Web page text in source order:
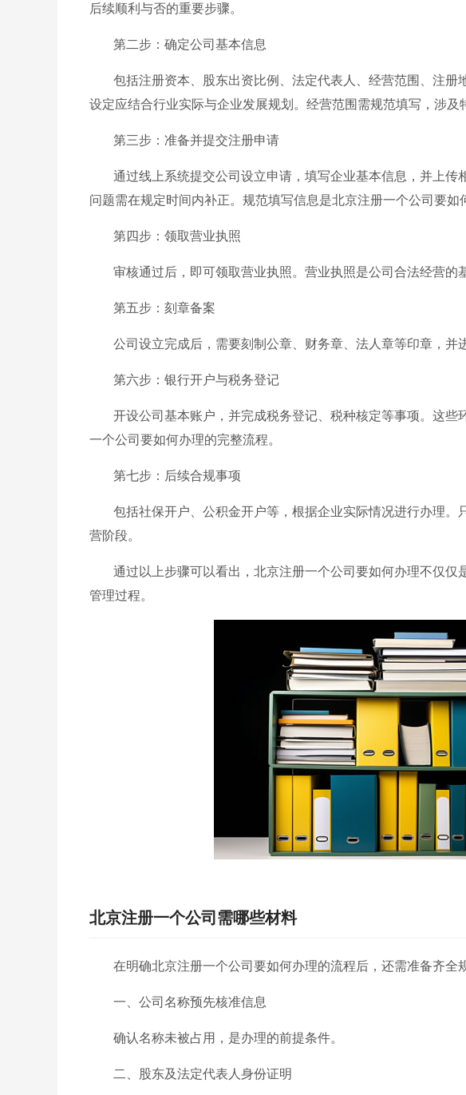
后续顺利与否的重要步骤。
第二步：确定公司基本信息
包括注册资本、股东出资比例、法定代表人、经营范围、注册
设定应结合行业实际与企业发展规划。经营范围需规范填写，涉及
第三步：准备并提交注册申请
通过线上系统提交公司设立申请，填写企业基本信息，并上
问题需在规定时间内补正。规范填写信息是北京注册一个公司要如
第四步：领取营业执照
审核通过后，即可领取营业执照。营业执照是公司合法经营的
第五步：刻章备案
公司设立完成后，需要刻制公章、财务章、法人章等印章，并
第六步：银行开户与税务登记
开设公司基本账户，并完成税务登记、税种核定等事项。这
一个公司要如何办理的完整流程。
第七步：后续合规事项
包括社保开户、公积金开户等，根据企业实际情况进行办理
营阶段。
通过以上步骤可以看出，北京注册一个公司要如何办理不仅仅
管理过程。
北京注册一个公司需哪些材料
在明确北京注册一个公司要如何办理的流程后，还需准备齐全
一、公司名称预先核准信息
确认名称未被占用，是办理的前提条件。
二、股东及法定代表人身份证明